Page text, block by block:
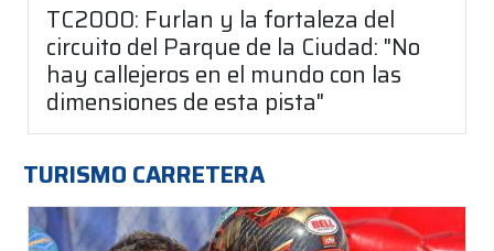
TC2000: Furlan y la fortaleza del
circuito del Parque de la Ciudad: "No
hay callejeros en el mundo con las
dimensiones de esta pista"
TURISMO CARRETERA